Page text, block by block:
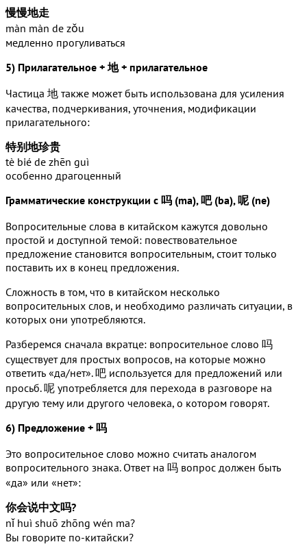
慢慢地走
màn màn de zǒu
медленно прогуливаться
5) Прилагательное + 地 + прилагательное
Частица 地 также может быть использована для усиления
качества, подчеркивания, уточнения, модификации
прилагательного:
特别地珍贵
tè bié de zhēn guì
особенно драгоценный
Грамматические конструкции с 吗 (ma), 吧 (ba), 呢 (ne)
Вопросительные слова в китайском кажутся довольно
простой и доступной темой: повествовательное
предложение становится вопросительным, стоит только
поставить их в конец предложения.
Сложность в том, что в китайском несколько
вопросительных слов, и необходимо различать ситуации, в
которых они употребляются.
Разберемся сначала вкратце: вопросительное слово 吗
существует для простых вопросов, на которые можно
ответить «да/нет». 吧 используется для предложений или
просьб. 呢 употребляется для перехода в разговоре на
другую тему или другого человека, о котором говорят.
6) Предложение + 吗
Это вопросительное слово можно считать аналогом
вопросительного знака. Ответ на 吗 вопрос должен быть
«да» или «нет»:
你会说中文吗?
nǐ huì shuō zhōng wén ma?
Вы говорите по-китайски?